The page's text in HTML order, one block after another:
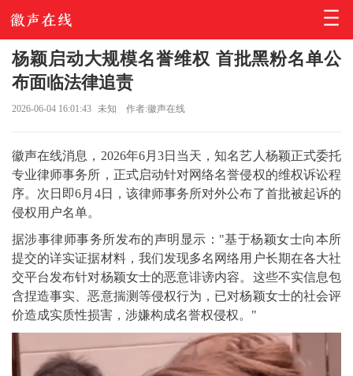
杨颖启动大规模名誉维权 首批黑粉名单公
布面临法律追责
2026-06-04 16:01:43 未知 作者:徽声在线
徽声在线消息，2026年6月3日当天，知名艺人杨颖正式委托
专业律师事务所，正式启动针对网络名誉侵权的维权诉讼程
序。次日即6月4日，该律师事务所对外公布了首批被起诉的
侵权用户名单。
据涉事律师事务所发布的声明显示："基于杨颖女士向本所
提交的详实证据材料，我们发现多名网络用户长期在各大社
交平台发布针对杨颖女士的恶意诽谤内容。这些不实信息包
含捏造事实、恶意揣测等侵权行为，已对杨颖女士的社会评
价造成实质性损害，涉嫌构成名誉权侵权。"